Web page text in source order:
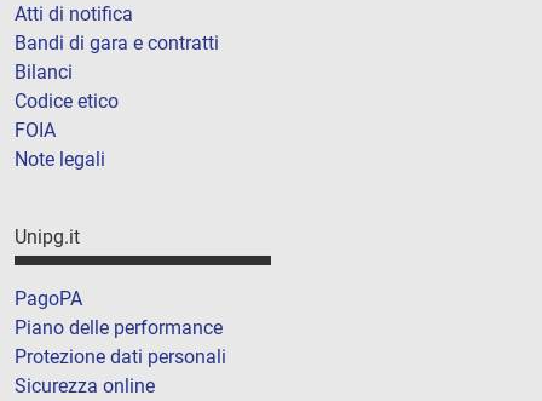
Atti di notifica
Bandi di gara e contratti
Bilanci
Codice etico
FOIA
Note legali
Unipg.it
PagoPA
Piano delle performance
Protezione dati personali
Sicurezza online